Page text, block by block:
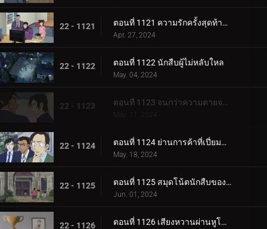
22 - 1121 ตอนที่ 1121 ความรักครั้งสุดท้ายของคุณนายช่างฝัน
Apr. 27, 2024
22 - 1122 ตอนที่ 1122 นักสืบผู้ไม่หลับใหล
May. 04, 2024
22 - 1123 ตอนที่ 1123 จนกว่าความตายจะพรากจากเราสอง
22 - 1124 ตอนที่ 1124 ย่านการค้าที่เปี่ยมด้วยรัก
May. 18, 2024
22 - 1125 ตอนที่ 1125 สมุดโน้ตนักสืบของสึบุรายะ มิตสึฮิโกะ
Jun. 01, 2024
22 - 1126 ตอนที่ 1126 เสียงหวานผ่านหูโทรศัพท์